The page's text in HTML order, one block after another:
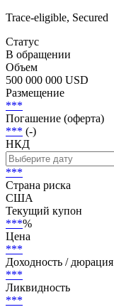
Trace-eligible, Secured
Статус
В обращении
Объем
500 000 000 USD
Размещение
***
Погашение (оферта)
*** (-)
НКД
***
Страна риска
США
Текущий купон
***%
Цена
***
Доходность / дюрация
***
Ликвидность
***